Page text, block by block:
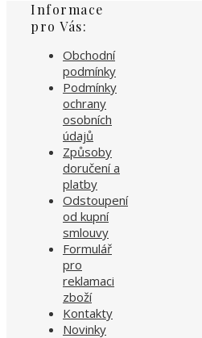
Informace
pro Vás:
Obchodní
podmínky
Podmínky
ochrany
osobních
údajů
Způsoby
doručení a
platby
Odstoupení
od kupní
smlouvy
Formulář
pro
reklamaci
zboží
Kontakty
Novinky